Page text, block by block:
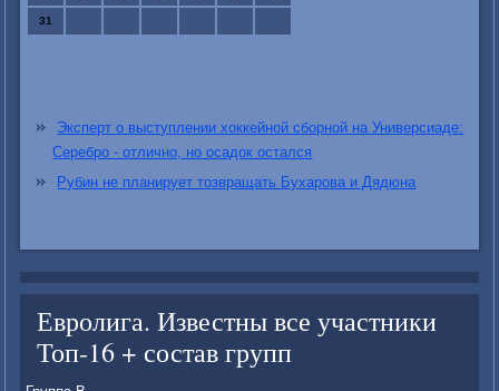
31
Эксперт о выступлении хоккейной сборной на Универсиаде:
Серебро - отлично, но осадок остался
Рубин не планирует тозвращать Бухарова и Дядюна
Евролига. Известны все участники
Топ-16 + состав групп